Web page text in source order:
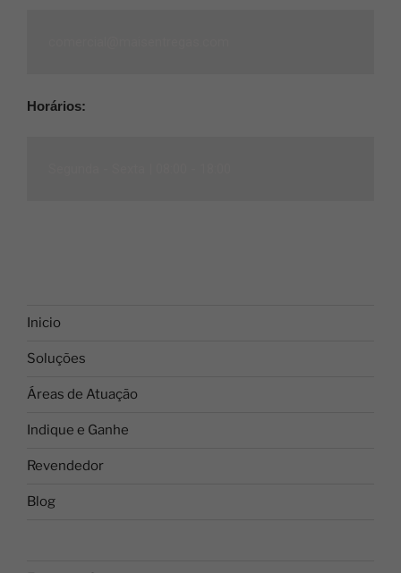
Horários:
Inicio
Soluções
Áreas de Atuação
Indique e Ganhe
Revendedor
Blog